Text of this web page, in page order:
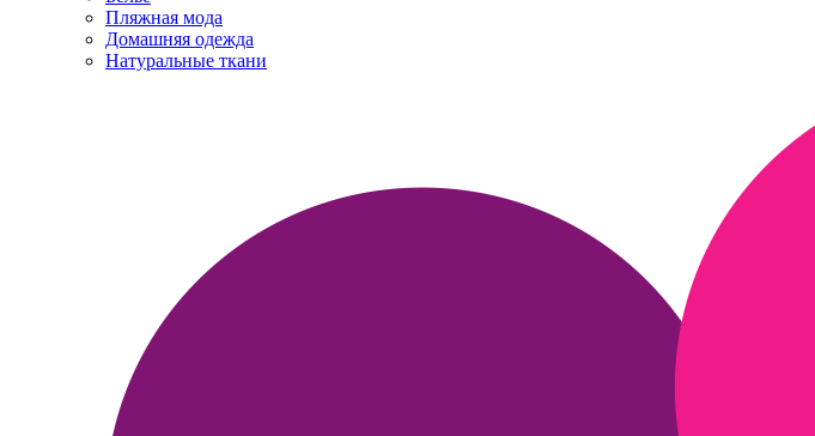
Пляжная мода
Домашняя одежда
Натуральные ткани